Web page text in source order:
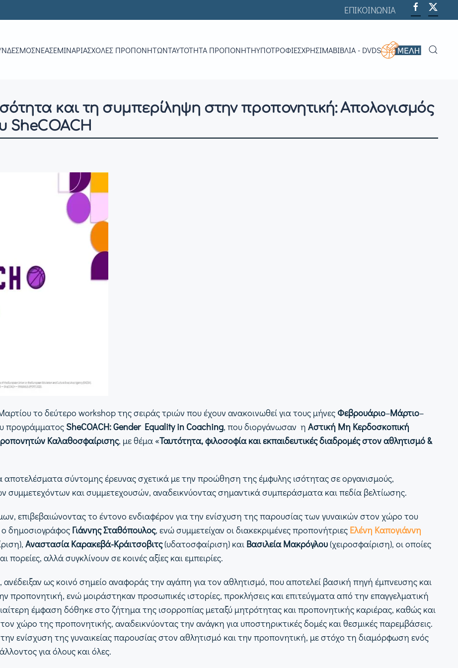
ΕΠΙΚΟΙΝΩΝΙΑ
ΝΕΑΣΕΜΙΝΆΡΙΑΣΧΟΛΈΣ ΠΡΟΠΟΝΗΤΏΝΤΑΥΤΌΤΗΤΑ ΠΡΟΠΟΝΗΤΉΥΠΟΤΡΟΦΊΕΣΧΡΗΣΙΜΑΒΙΒΛΊΑ - DVDS
και τη συμπερίληψη στην προπονητική: Απολογισμός
SheCOACH
το δεύτερο workshop της σειράς τριών που έχουν ανακοινωθεί για τους μήνες Φεβρουάριο–Μάρτιο–
προγράμματοςSheCOACH: Gender Equality in Coaching, που διοργάνωσαν η Αστική Μη Κερδοσκοπική
Καλαθοσφαίρισης, με θέμα «Ταυτότητα, φιλοσοφία και εκπαιδευτικές διαδρομές στον αθλητισμό &
σύντομης έρευνας σχετικά με την προώθηση της έμφυλης ισότητας σε οργανισμούς,
συμμετεχόντων και συμμετεχουσών, αναδεικνύοντας σημαντικά συμπεράσματα και πεδία βελτίωσης.
επιβεβαιώνοντας το έντονο ενδιαφέρον για την ενίσχυση της παρουσίας των γυναικών στον χώρο του
ο δημοσιογράφος Γιάννης Σταθόπουλος, ενώ συμμετείχαν οι διακεκριμένες προπονήτριες Ελένη Καπογιάννη
Αναστασία Καρακεβά-Κράιτσοβιτς(υδατοσφαίριση) και Βασιλεία Μακρόγλου(χειροσφαίριση), οι οποίες
αλλά συγκλίνουν σε κοινές αξίες και εμπειρίες.
ως κοινό σημείο αναφοράς την αγάπη για τον αθλητισμό, που αποτελεί βασική πηγή έμπνευσης και
προπονητική, ενώ μοιράστηκαν προσωπικές ιστορίες, προκλήσεις και επιτεύγματα από την επαγγελματική
έμφαση δόθηκε στο ζήτημα της ισορροπίας μεταξύ μητρότητας και προπονητικής καριέρας, καθώς και
χώρο της προπονητικής, αναδεικνύοντας την ανάγκη για υποστηρικτικές δομές και θεσμικές παρεμβάσεις.
ενίσχυση της γυναικείας παρουσίας στον αθλητισμό και την προπονητική, με στόχο τη διαμόρφωση ενός
για όλους και όλες.